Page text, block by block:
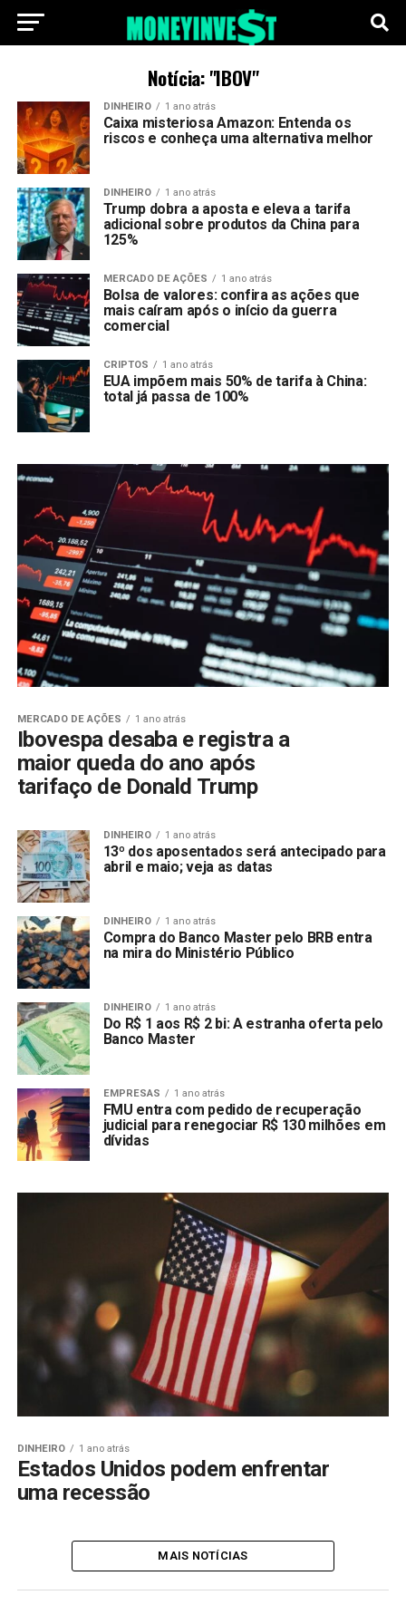
Notícia: "IBOV"
DINHEIRO 1 ano atrás
Caixa misteriosa Amazon: Entenda os
riscos e conheça uma alternativa melhor
DINHEIRO 1 ano atrás
Trump dobra a aposta e eleva a tarifa
adicional sobre produtos da China para
125%
MERCADO DE AÇÕES 1 ano atrás
Bolsa de valores: confira as ações que
mais caíram após o início da guerra
comercial
CRIPTOS 1 ano atrás
EUA impõem mais 50% de tarifa à China:
total já passa de 100%
MERCADO DE AÇÕES 1 ano atrás
Ibovespa desaba e registra a
maior queda do ano após
tarifaço de Donald Trump
DINHEIRO 1 ano atrás
13º dos aposentados será antecipado para
abril e maio; veja as datas
DINHEIRO 1 ano atrás
Compra do Banco Master pelo BRB entra
na mira do Ministério Público
DINHEIRO 1 ano atrás
Do R$ 1 aos R$ 2 bi: A estranha oferta pelo
Banco Master
EMPRESAS 1 ano atrás
FMU entra com pedido de recuperação
judicial para renegociar R$ 130 milhões em
dívidas
DINHEIRO 1 ano atrás
Estados Unidos podem enfrentar
uma recessão
MAIS NOTÍCIAS